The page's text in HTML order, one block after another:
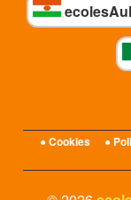
● Cookies ●